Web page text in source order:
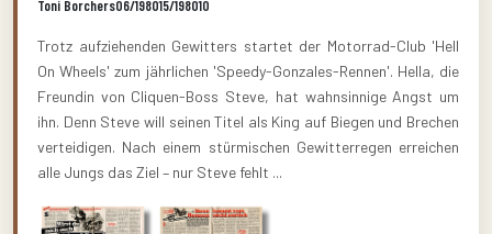
Toni Borchers06/198015/198010
Trotz aufziehenden Gewitters startet der Motorrad-Club 'Hell
On Wheels' zum jährlichen 'Speedy-Gonzales-Rennen'. Hella, die
Freundin von Cliquen-Boss Steve, hat wahnsinnige Angst um
ihn. Denn Steve will seinen Titel als King auf Biegen und Brechen
verteidigen. Nach einem stürmischen Gewitterregen erreichen
alle Jungs das Ziel – nur Steve fehlt ...